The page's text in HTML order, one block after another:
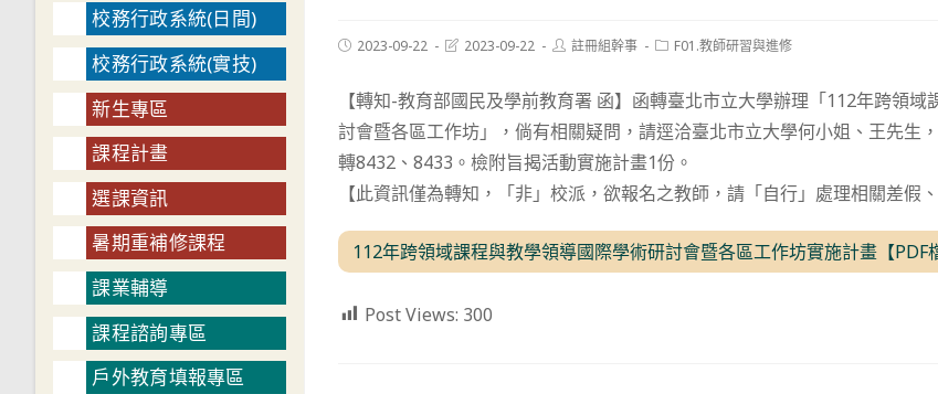
Post2023-09-22
Post2023-09-22
Post註冊組幹事
PostF01.教師研習與進修
【轉知-教育部國民及學前教育署 函】函轉臺北市立大學辦理「112年跨領
討會暨各區工作坊」，倘有相關疑問，請逕洽臺北市立大學何小姐、王先生
轉8432、8433。檢附旨揭活動實施計畫1份。
【此資訊僅為轉知，「非」校派，欲報名之教師，請「自行」處理相關差假
112年跨領域課程與教學領導國際學術研討會暨各區工作坊實施計畫【PDF
Post Views: 300
校務行政系統(日間)
校務行政系統(實技)
新生專區
課程計畫
選課資訊
暑期重補修課程
課業輔導
課程諮詢專區
戶外教育填報專區